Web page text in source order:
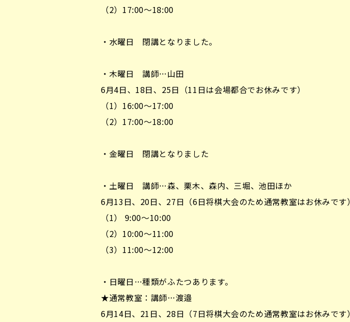
（2）17:00～18:00
・水曜日 閉講となりました。
・木曜日 講師…山田
6月4日、18日、25日（11日は会場都合でお休みです）
（1）16:00～17:00
（2）17:00～18:00
・金曜日 閉講となりました
・土曜日 講師…森、栗木、森内、三堀、池田ほか
6月13日、20日、27日（6日将棋大会のため通常教室はお休みです）
（1） 9:00～10:00
（2）10:00～11:00
（3）11:00～12:00
・日曜日…種類がふたつあります。
★通常教室：講師…渡邉
6月14日、21日、28日（7日将棋大会のため通常教室はお休みです）